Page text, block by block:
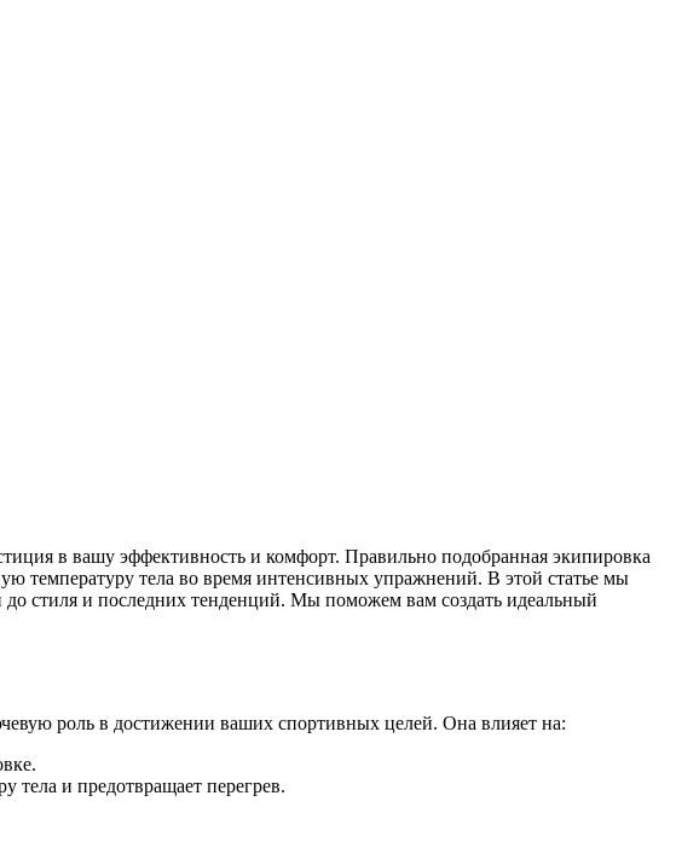
в вашу эффективность и комфорт. Правильно подобранная экипировка
температуру тела во время интенсивных упражнений. В этой статье мы
стиля и последних тенденций. Мы поможем вам создать идеальный
роль в достижении ваших спортивных целей. Она влияет на:
тела и предотвращает перегрев.